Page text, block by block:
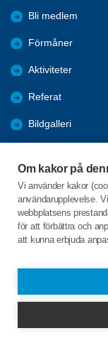
Om kakor på
Vi använder kakor
användarupplevelse.
webbplatsens
för att förbättra och
att kunna erbjuda
Bli medlem
Förmåner
Aktiviteter
Referat
Bildgalleri
Engagera DIG i
C/o:Lennart Lööw